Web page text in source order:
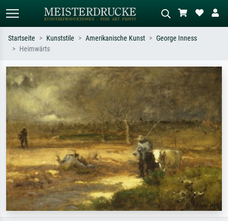
Suchen Sie nach Künstlern, Werktiteln
oder Stilen – z.B. Monet,
Sternennacht, Impressionismus, Welle
Hokusai, Akt.
Beschreiben Sie die Szene – z.B. Grüne
Wiese, Abstrakt mit viel Rot, Dunkles
Ölgemälde, Stehender Akt neben einem
Baum.
Startseite Kunststile Amerikanische Kunst
George Inness
Heimwärts